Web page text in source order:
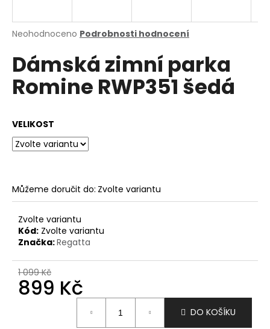
Průměrné
produktu
je
0,0
Neohodnoceno Podrobnosti hodnocení
Dámská zimní parka
Romine RWP351 šedá
VELIKOST
Můžeme doručit do: Zvolte variantu
Zvolte variantu
Kód: Zvolte variantu
Značka:Regatta
1 099 Kč
899 Kč
DO KOŠÍKU
j
t
?
D
o
p
o
u
č
u